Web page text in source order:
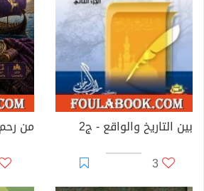
بين التاريخ والواقع - ج2
3